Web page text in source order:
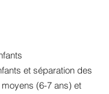
et séparation des
(6-7 ans) et